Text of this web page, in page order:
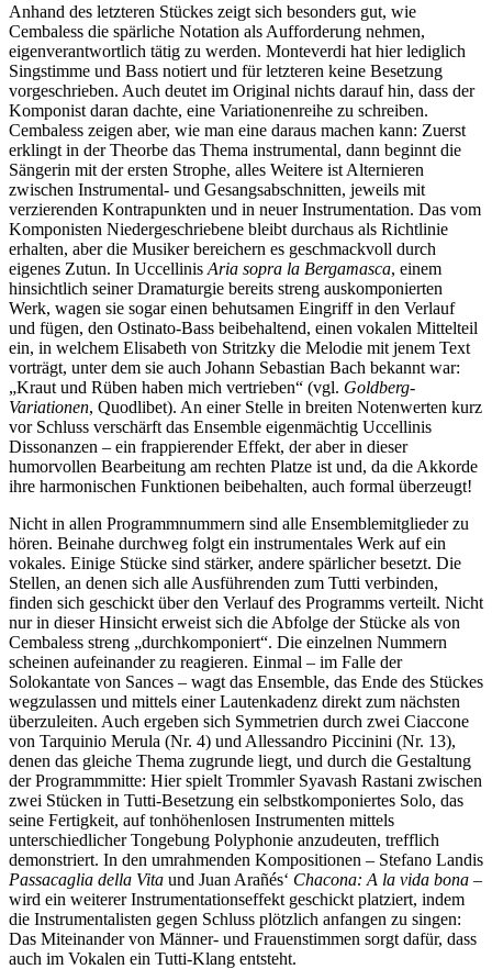
Anhand des letzteren Stückes zeigt sich besonders gut, wie
Cembaless die spärliche Notation als Aufforderung nehmen,
eigenverantwortlich tätig zu werden. Monteverdi hat hier lediglich
Singstimme und Bass notiert und für letzteren keine Besetzung
vorgeschrieben. Auch deutet im Original nichts darauf hin, dass der
Komponist daran dachte, eine Variationenreihe zu schreiben.
Cembaless zeigen aber, wie man eine daraus machen kann: Zuerst
erklingt in der Theorbe das Thema instrumental, dann beginnt die
Sängerin mit der ersten Strophe, alles Weitere ist Alternieren
zwischen Instrumental- und Gesangsabschnitten, jeweils mit
verzierenden Kontrapunkten und in neuer Instrumentation. Das vom
Komponisten Niedergeschriebene bleibt durchaus als Richtlinie
erhalten, aber die Musiker bereichern es geschmackvoll durch
eigenes Zutun. In Uccellinis Aria sopra la Bergamasca, einem
hinsichtlich seiner Dramaturgie bereits streng auskomponierten
Werk, wagen sie sogar einen behutsamen Eingriff in den Verlauf
und fügen, den Ostinato-Bass beibehaltend, einen vokalen Mittelteil
ein, in welchem Elisabeth von Stritzky die Melodie mit jenem Text
vorträgt, unter dem sie auch Johann Sebastian Bach bekannt war:
„Kraut und Rüben haben mich vertrieben“ (vgl. Goldberg-
Variationen, Quodlibet). An einer Stelle in breiten Notenwerten kurz
vor Schluss verschärft das Ensemble eigenmächtig Uccellinis
Dissonanzen – ein frappierender Effekt, der aber in dieser
humorvollen Bearbeitung am rechten Platze ist und, da die Akkorde
ihre harmonischen Funktionen beibehalten, auch formal überzeugt!
Nicht in allen Programmnummern sind alle Ensemblemitglieder zu
hören. Beinahe durchweg folgt ein instrumentales Werk auf ein
vokales. Einige Stücke sind stärker, andere spärlicher besetzt. Die
Stellen, an denen sich alle Ausführenden zum Tutti verbinden,
finden sich geschickt über den Verlauf des Programms verteilt. Nicht
nur in dieser Hinsicht erweist sich die Abfolge der Stücke als von
Cembaless streng „durchkomponiert“. Die einzelnen Nummern
scheinen aufeinander zu reagieren. Einmal – im Falle der
Solokantate von Sances – wagt das Ensemble, das Ende des Stückes
wegzulassen und mittels einer Lautenkadenz direkt zum nächsten
überzuleiten. Auch ergeben sich Symmetrien durch zwei Ciaccone
von Tarquinio Merula (Nr. 4) und Allessandro Piccinini (Nr. 13),
denen das gleiche Thema zugrunde liegt, und durch die Gestaltung
der Programmmitte: Hier spielt Trommler Syavash Rastani zwischen
zwei Stücken in Tutti-Besetzung ein selbstkomponiertes Solo, das
seine Fertigkeit, auf tonhöhenlosen Instrumenten mittels
unterschiedlicher Tongebung Polyphonie anzudeuten, trefflich
demonstriert. In den umrahmenden Kompositionen – Stefano Landis
Passacaglia della Vita und Juan Arañés‘ Chacona: A la vida bona –
wird ein weiterer Instrumentationseffekt geschickt platziert, indem
die Instrumentalisten gegen Schluss plötzlich anfangen zu singen:
Das Miteinander von Männer- und Frauenstimmen sorgt dafür, dass
auch im Vokalen ein Tutti-Klang entsteht.